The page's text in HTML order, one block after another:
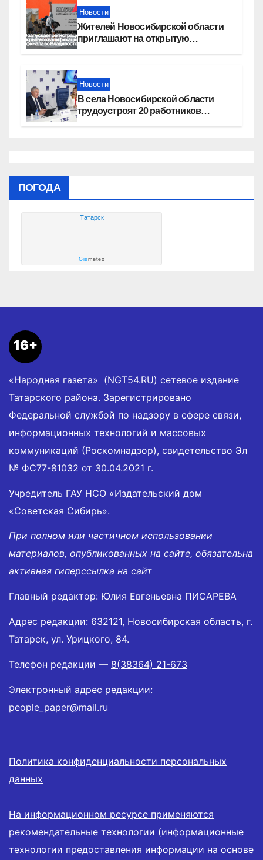
Новости
Жителей Новосибирской области
приглашают на открытую
Новости
В села Новосибирской области
трудоустроят 20 работников
ПОГОДА
Татарск
Gismeteo
16+
«Народная газета» (NGT54.RU) сетевое издание
Татарского района. Зарегистрировано
Федеральной службой по надзору в сфере связи,
информационных технологий и массовых
коммуникаций (Роскомнадзор), свидетельство Эл
№ ФС77-81032 от 30.04.2021 г.
Учредитель ГАУ НСО «Издательский дом
«Советская Сибирь».
При полном или частичном использовании
материалов, опубликованных на сайте, обязательна
активная гиперссылка на сайт
Главный редактор: Юлия Евгеньевна ПИСАРЕВА
Адрес редакции: 632121, Новосибирская область, г.
Татарск, ул. Урицкого, 84.
Телефон редакции — 8(38364) 21-673
Электронный адрес редакции:
people_paper@mail.ru
Политика конфиденциальности персональных
данных
На информационном ресурсе применяются
рекомендательные технологии (информационные
технологии предоставления информации на основе